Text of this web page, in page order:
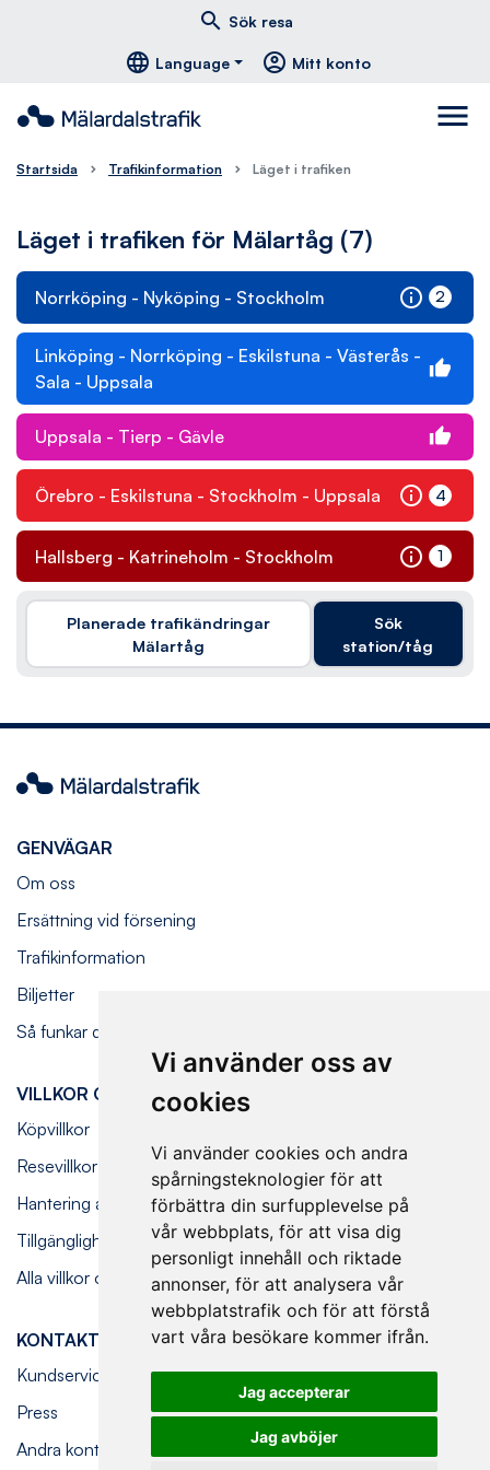
Vi använder oss av
cookies
Vi använder cookies och andra
spårningsteknologier för att
förbättra din surfupplevelse på
vår webbplats, för att visa dig
personligt innehåll och riktade
annonser, för att analysera vår
webbplatstrafik och för att förstå
vart våra besökare kommer ifrån.
Jag accepterar
Jag avböjer
Hoppa till huvudmeny menu
east
search Sök resa
language Language account_circle Mitt konto
menu
Startsida Trafikinformation Läget i trafiken
Läget i trafiken för Mälartåg (7)
Norrköping - Nyköping - Stockholm info 2
Linköping - Norrköping - Eskilstuna - Västerås -
Sala - Uppsala
Inga
thumb_up
Uppsala - Tierp - Gävle
Inga
thumb_up
Örebro - Eskilstuna - Stockholm - Uppsala info 4
Hallsberg - Katrineholm - Stockholm info 1
Planerade trafikändringar
Mälartåg
Sök
station/tåg
Mälardalstrafik
GENVÄGAR
Om oss
Ersättning vid försening
Trafikinformation
Biljetter
Så funkar det ombord
VILLKOR OCH FÖRESKRIFTER
Köpvillkor
Resevillkor
Hantering av personuppgifter
Tillgänglighetsredogörelse
Alla villkor och föreskrifter
KONTAKT
Kundservice
Press
Andra kontaktvägar